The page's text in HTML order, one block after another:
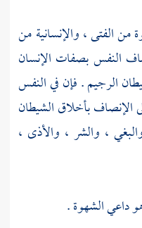
من الفتى ، والإنسانية من
النفس بصفات الإنسان
الرجيم . فإن في النفس
الإنصاف بأخلاق الشيطان
، والشر ، والأذى ،
داعي الشهوة .